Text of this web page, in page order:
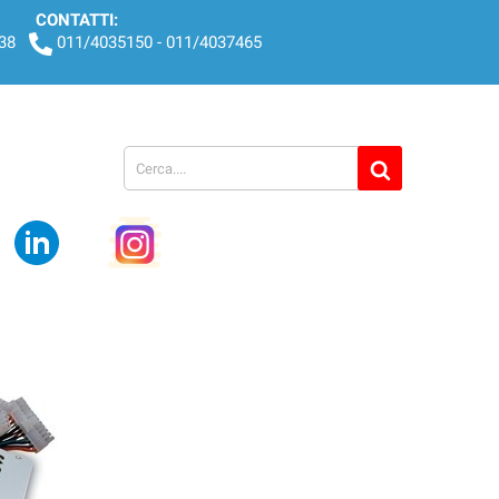
CONTATTI:
011/4035150 - 011/4037465